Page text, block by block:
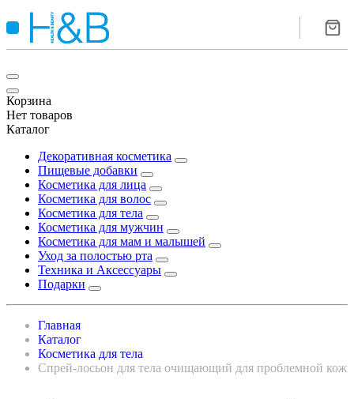
Корзина
Нет товаров
Каталог
Декоративная косметика
Пищевые добавки
Косметика для лица
Косметика для волос
Косметика для тела
Косметика для мужчин
Косметика для мам и малышей
Уход за полостью рта
Техника и Аксессуары
Подарки
Главная
Каталог
Косметика для тела
Спрей-лосьон для тела очищающий для проблемной